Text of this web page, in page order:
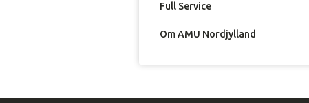
Full Service
Om AMU Nordjylland